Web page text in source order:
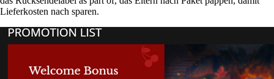
Lieferkosten nach sparen.